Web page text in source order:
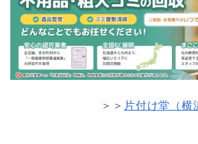
＞＞ 片付け堂（横